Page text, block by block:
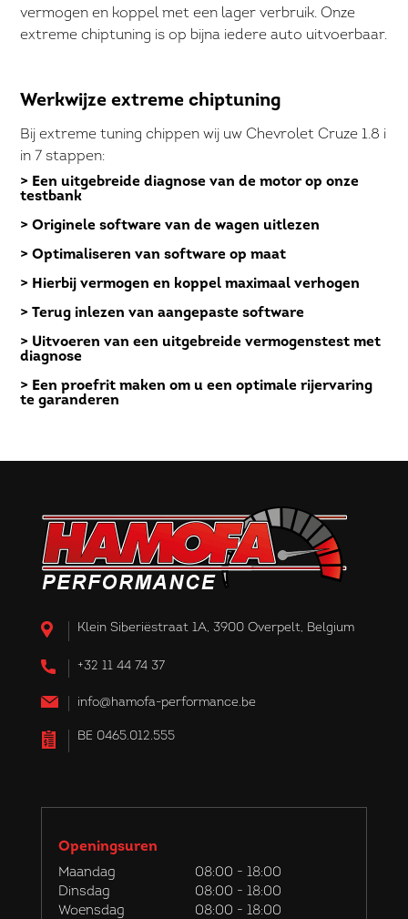
vermogen en koppel met een lager verbruik. Onze
extreme chiptuning is op bijna iedere auto uitvoerbaar.
Werkwijze extreme chiptuning
Bij extreme tuning chippen wij uw Chevrolet Cruze 1.8 i
in 7 stappen:
> Een uitgebreide diagnose van de motor op onze
testbank
> Originele software van de wagen uitlezen
> Optimaliseren van software op maat
> Hierbij vermogen en koppel maximaal verhogen
> Terug inlezen van aangepaste software
> Uitvoeren van een uitgebreide vermogenstest met
diagnose
> Een proefrit maken om u een optimale rijervaring
te garanderen
Klein Siberiëstraat 1A, 3900 Overpelt, Belgium
+32 11 44 74 37
info@hamofa-performance.be
BE 0465.012.555
Openingsuren
Maandag
08:00 - 18:00
Dinsdag
08:00 - 18:00
Woensdag
08:00 - 18:00